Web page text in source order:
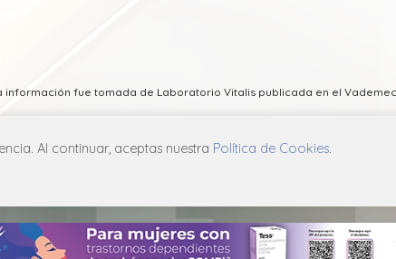
información fue tomada de Laboratorio Vitalis publicada en el
DE PRIVACIDAD POLÍTICA DE COOKIES
Al continuar, aceptas nuestra Política de Cookies.